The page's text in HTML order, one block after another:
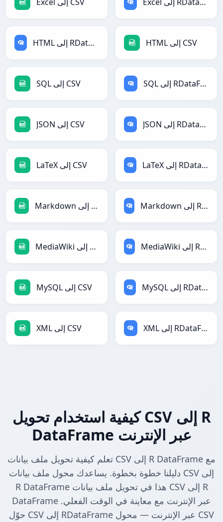
HTML إلى RDataFrame HTML إلى CSV
SQL إلى CSV SQL إلى RDataFrame
JSON إلى CSV JSON إلى RDataFrame
LaTeX إلى CSV LaTeX إلى RDataFrame
Markdown إلى CSV Markdown إلى RDataFrame
MediaWiki إلى CSV MediaWiki إلى RDataFrame
MySQL إلى CSV MySQL إلى RDataFrame
XML إلى CSV XML إلى RDataFrame
كيفية استخدام تحويل CSV إلى R
DataFrame عبر الإنترنت
تعلم كيفية تحويل ملف بيانات CSV إلى R DataFrame مع
دليلنا خطوة بخطوة. يساعدك محول ملف بيانات CSV إلى
R DataFrame هذا في تحويل ملف بيانات CSV إلى R
DataFrame عبر الإنترنت مع معاينة في الوقت الفعلي.
حوّل CSV إلى RDataFrame عبر الإنترنت — محول CSV